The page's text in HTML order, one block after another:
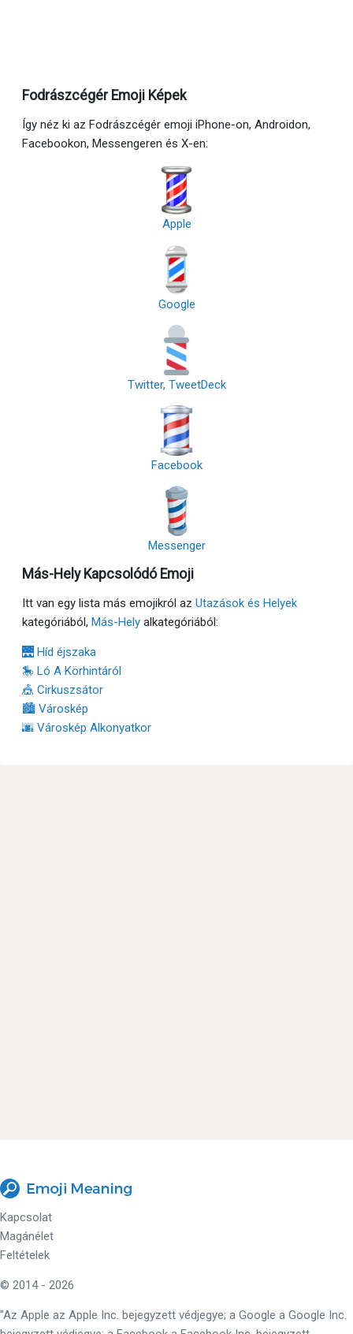
Fodrászcégér Emoji Képek
Így néz ki az Fodrászcégér emoji iPhone-on, Androidon,
Facebookon, Messengeren és X-en:
Apple
Google
Twitter, TweetDeck
Facebook
Messenger
Más-Hely Kapcsolódó Emoji
Itt van egy lista más emojikról az Utazások és Helyek
kategóriából, Más-Hely alkategóriából:
🌉 Híd éjszaka
🎠 Ló A Körhintáról
🎪 Cirkuszsátor
🏙 Városkép
🌆 Városkép Alkonyatkor
Kapcsolat
Magánélet
Feltételek
© 2014 - 2026
"Az Apple az Apple Inc. bejegyzett védjegye; a Google a Google Inc.